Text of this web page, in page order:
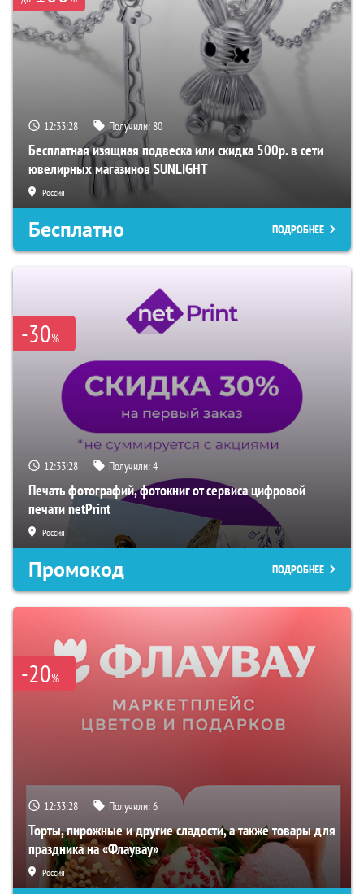
12:33:27 Получили:80
Бесплатная изящная подвеска или скидка 500р. в сети
ювелирных магазинов SUNLIGHT
Россия
Бесплатно ПОДРОБНЕЕ
-30%
12:33:27 Получили:4
Печать фотографий, фотокниг от сервиса цифровой
печати netPrint
Россия
Промокод ПОДРОБНЕЕ
-20%
12:33:27 Получили:6
Торты, пирожные и другие сладости, а также товары для
праздника на «Флаувау»
Россия